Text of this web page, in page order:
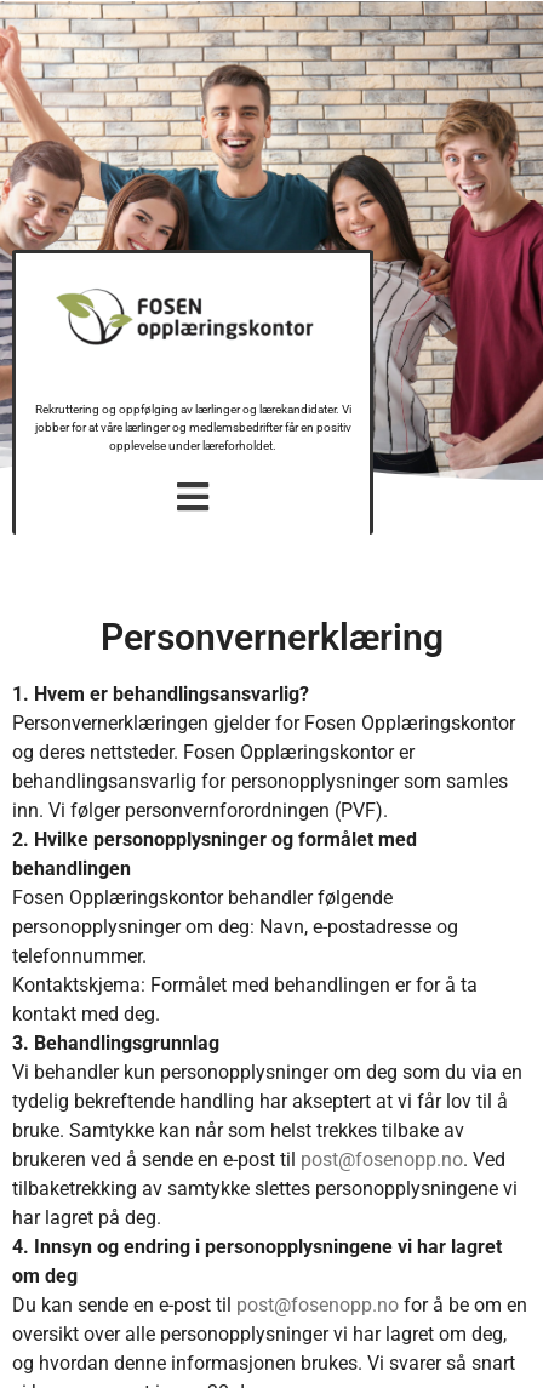
Rekruttering og oppfølging av lærlinger og lærekandidater. Vi
jobber for at våre lærlinger og medlemsbedrifter får en positiv
opplevelse under læreforholdet.
Personvernerklæring
1. Hvem er behandlingsansvarlig?
Personvernerklæringen gjelder for Fosen Opplæringskontor
og deres nettsteder. Fosen Opplæringskontor er
behandlingsansvarlig for personopplysninger som samles
inn. Vi følger personvernforordningen (PVF).
2. Hvilke personopplysninger og formålet med
behandlingen
Fosen Opplæringskontor behandler følgende
personopplysninger om deg: Navn, e-postadresse og
telefonnummer.
Kontaktskjema: Formålet med behandlingen er for å ta
kontakt med deg.
3. Behandlingsgrunnlag
Vi behandler kun personopplysninger om deg som du via en
tydelig bekreftende handling har akseptert at vi får lov til å
bruke. Samtykke kan når som helst trekkes tilbake av
brukeren ved å sende en e-post til post@fosenopp.no. Ved
tilbaketrekking av samtykke slettes personopplysningene vi
har lagret på deg.
4. Innsyn og endring i personopplysningene vi har lagret
om deg
Du kan sende en e-post til post@fosenopp.no for å be om en
oversikt over alle personopplysninger vi har lagret om deg,
og hvordan denne informasjonen brukes. Vi svarer så snart